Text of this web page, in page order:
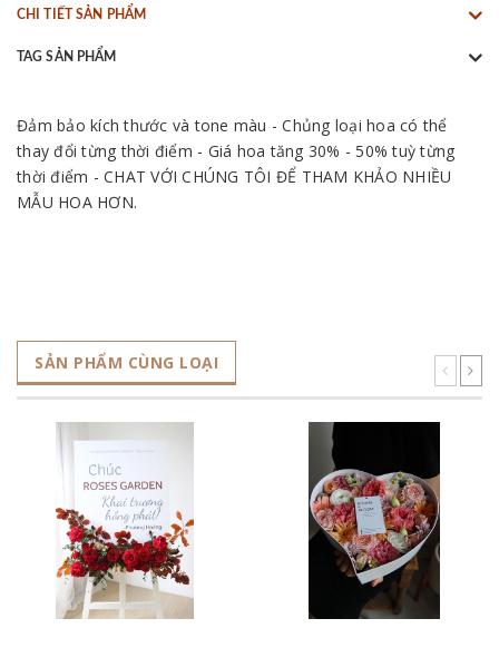
CHI TIẾT SẢN PHẨM
TAG SẢN PHẨM
Đảm bảo kích thước và tone màu - Chủng loại hoa có thể
thay đổi từng thời điểm - Giá hoa tăng 30% - 50% tuỳ từng
thời điểm - CHAT VỚI CHÚNG TÔI ĐỂ THAM KHẢO NHIỀU
MẪU HOA HƠN.
SẢN PHẨM CÙNG LOẠI